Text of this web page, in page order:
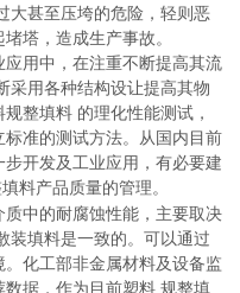
大甚至压垮的危险，轻则恶
塔，造成生产事故。
用中，在注重不断提高其流
采用各种结构设让提高其物
规整填料 的理化性能测试，
准的测试方法。从国内目前
开发及工业应用，有必要建
料产品质量的管理。
质中的耐腐蚀性能，主要取决
装填料是一致的。可以通过
化工部非金属材料及设备监
数据，作为目前塑料 规整填